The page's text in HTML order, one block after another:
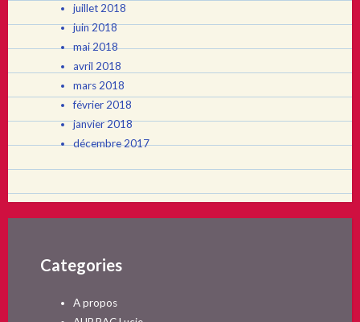
juillet 2018
juin 2018
mai 2018
avril 2018
mars 2018
février 2018
janvier 2018
décembre 2017
Categories
A propos